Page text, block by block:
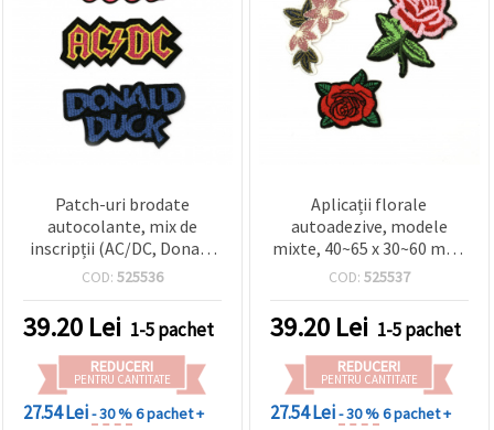
Puteți fi de
vă indicați
preferințele
în setări
selectând
făcând clic
"Salvați"
Аcceptati
Patch-uri brodate
autocolante, mix de
inscripții (AC/DC, Donald
Duck, Cool), 65~85 x 30~45
COD: 525536
39.20 Lei 1-5 pachet
REDUCERI
PENTRU CANTITATE
27.54 Lei- 30 %6 pachet +
Aplicații florale
autoadezive, modele
mixte, 40~65 x 30~60 mm,
3 buc.
COD: 525537
39.20 Lei 1-5 pachet
REDUCERI
PENTRU CANTITATE
27.54 Lei- 30 %6 pachet +